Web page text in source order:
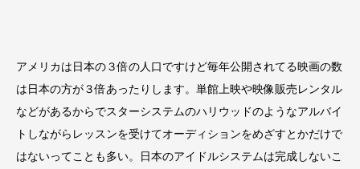
アメリカは日本の３倍の人口ですけど毎年公開されてる映画の数
は日本の方が３倍あったりします。単館上映や映像販売レンタル
などがあるからでスターシステムのハリウッドのようなアルバイ
トしながらレッスンを受けてオーディションをめざすとかだけで
はないってことも多い。日本のアイドルシステムは完成しないこ